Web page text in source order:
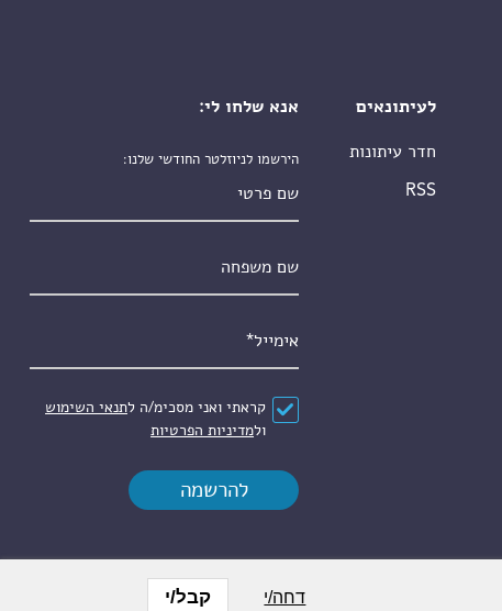
לעיתונאים
חדר עיתונות
RSS
אנא שלחו לי:
הירשמו לניוזלטר החודשי שלנו:
הסכם*
קראתי ואני מסכימ/ה לתנאי השימוש
ולמדיניות הפרטיות
דחה/י קבל/י